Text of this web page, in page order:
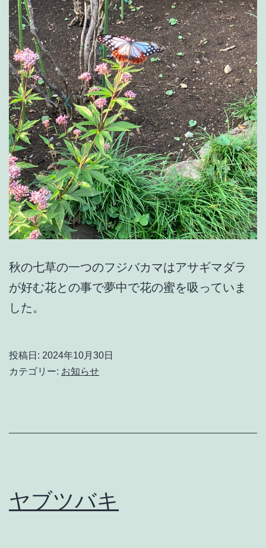
秋の七草の一つのフジバカマはアサギマダラ
が好む花との事で夢中で花の蜜を吸っていま
した。
投稿日: 2024年10月30日
カテゴリー: お知らせ
ヤブツバキ